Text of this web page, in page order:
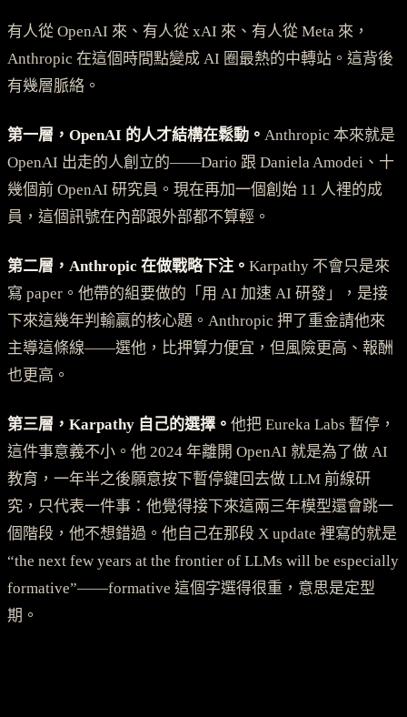
有人從 OpenAI 來、有人從 xAI 來、有人從 Meta 來，
Anthropic 在這個時間點變成 AI 圈最熱的中轉站。這背後
有幾層脈絡。
第一層，OpenAI 的人才結構在鬆動。 Anthropic 本來就是
OpenAI 出走的人創立的——Dario 跟 Daniela Amodei、十
幾個前 OpenAI 研究員。現在再加一個創始 11 人裡的成
員，這個訊號在內部跟外部都不算輕。
第二層，Anthropic 在做戰略下注。 Karpathy 不會只是來
寫 paper。他帶的組要做的「用 AI 加速 AI 研發」，是接
下來這幾年判輸贏的核心題。Anthropic 押了重金請他來
主導這條線——選他，比押算力便宜，但風險更高、報酬
也更高。
第三層，Karpathy 自己的選擇。 他把 Eureka Labs 暫停，
這件事意義不小。他 2024 年離開 OpenAI 就是為了做 AI
教育，一年半之後願意按下暫停鍵回去做 LLM 前線研
究，只代表一件事：他覺得接下來這兩三年模型還會跳一
個階段，他不想錯過。他自己在那段 X update 裡寫的就是
“the next few years at the frontier of LLMs will be especially
formative”——formative 這個字選得很重，意思是定型
期。